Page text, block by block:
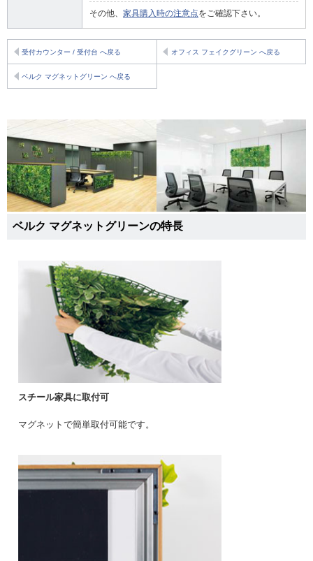
その他、 家具購入時の注意点をご確認下さい。
受付カウンター / 受付台 へ戻る オフィス フェイクグリーン へ戻る
ベルク マグネットグリーン へ戻る
ベルク マグネットグリーンの特長
スチール家具に取付可
マグネットで簡単取付可能です。